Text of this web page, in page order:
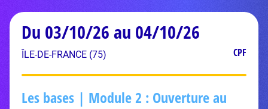
Du 03/10/26 au 04/10/26
ÎLE-DE-FRANCE (75) CPF
Les bases | Module 2 : Ouverture au